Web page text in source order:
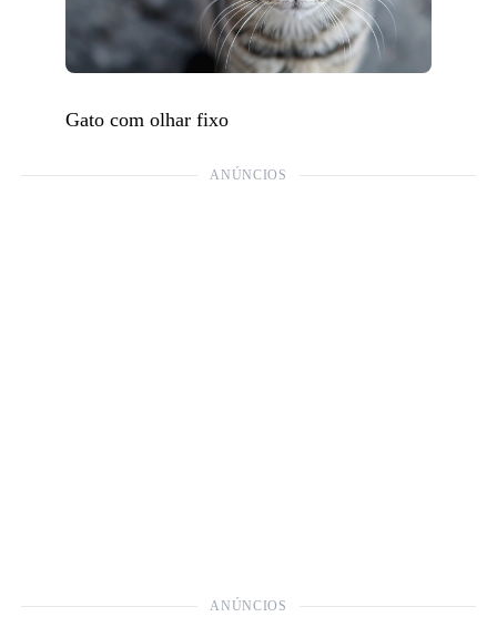
Gato com olhar fixo
ANÚNCIOS
ANÚNCIOS